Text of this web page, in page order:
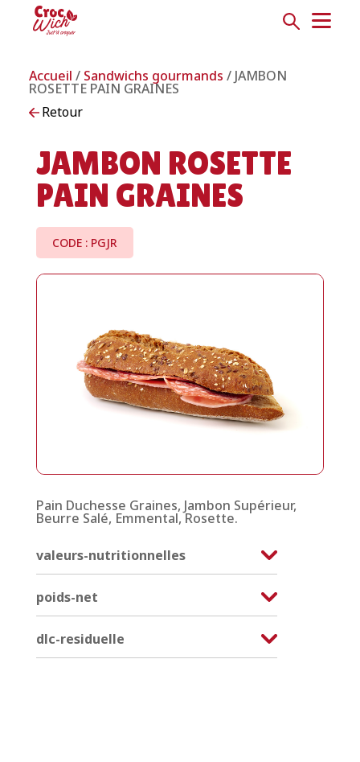
Accueil / Sandwichs gourmands / JAMBON
ROSETTE PAIN GRAINES
Retour
JAMBON ROSETTE
PAIN GRAINES
CODE : PGJR
Pain Duchesse Graines, Jambon Supérieur,
Beurre Salé, Emmental, Rosette.
valeurs-nutritionnelles
poids-net
dlc-residuelle